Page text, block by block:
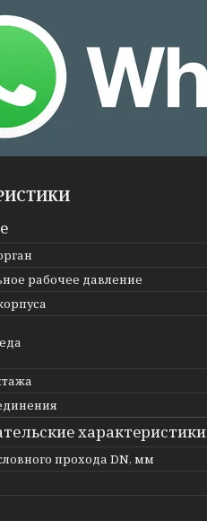
рабочее давление
характеристики
прохода DN, мм